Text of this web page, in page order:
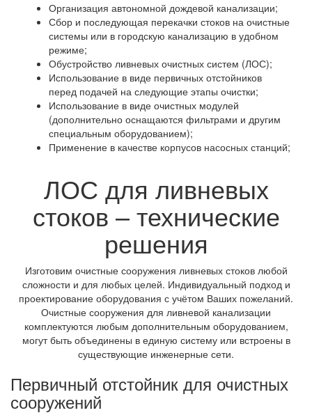
Организация автономной дождевой канализации;
Сбор и последующая перекачки стоков на очистные
системы или в городскую канализацию в удобном
режиме;
Обустройство ливневых очистных систем (ЛОС);
Использование в виде первичных отстойников
перед подачей на следующие этапы очистки;
Использование в виде очистных модулей
(дополнительно оснащаются фильтрами и другим
специальным оборудованием);
Применение в качестве корпусов насосных станций;
ЛОС для ливневых
стоков – технические
решения
Изготовим очистные сооружения ливневых стоков любой
сложности и для любых целей. Индивидуальный подход и
проектирование оборудования с учётом Ваших пожеланий.
Очистные сооружения для ливневой канализации
комплектуются любым дополнительным оборудованием,
могут быть объединены в единую систему или встроены в
существующие инженерные сети.
Первичный отстойник для очистных
сооружений